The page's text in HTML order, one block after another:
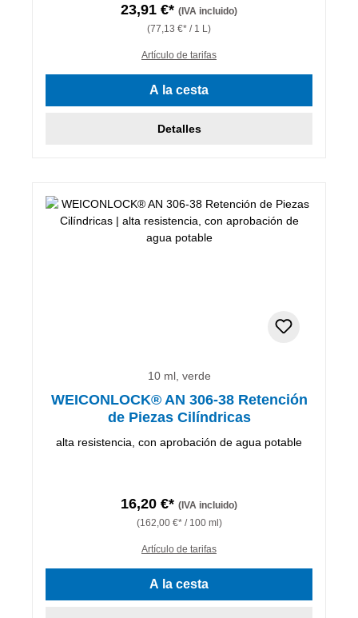
23,91 €* (IVA incluido)
(77,13 €* / 1 L)
Artículo de tarifas
A la cesta
Detalles
10 ml, verde
WEICONLOCK® AN 306-38 Retención
de Piezas Cilíndricas
alta resistencia, con aprobación de agua potable
16,20 €* (IVA incluido)
(162,00 €* / 100 ml)
Artículo de tarifas
A la cesta